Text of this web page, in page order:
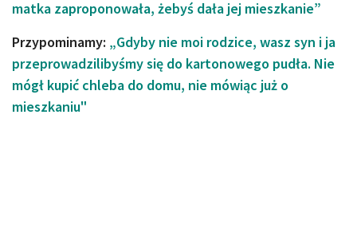
matka zaproponowała, żebyś dała jej mieszkanie”
Przypominamy: „Gdyby nie moi rodzice, wasz syn i ja
przeprowadzilibyśmy się do kartonowego pudła. Nie
mógł kupić chleba do domu, nie mówiąc już o
mieszkaniu"